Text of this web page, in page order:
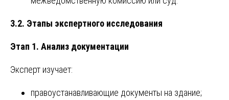
3.2. Этапы экспертного исследования
Этап 1. Анализ документации
Эксперт изучает:
правоустанавливающие документы на здание;